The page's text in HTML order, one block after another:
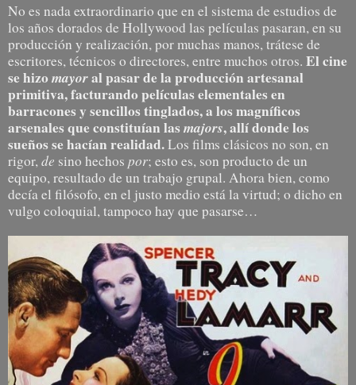
No es nada extraordinario que en el sistema de estudios de
los años dorados de Hollywood las películas pasaran, en su
producción y realización, por muchas manos, trátese de
escritores, técnicos o directores, entre muchos otros. El cine
se hizo mayoral pasar de la producción artesanal
primitiva, facturando películas elementales en
barracones y sencillos tinglados, a los magníficos
arsenales que constituían las majors, allí donde los
sueños se hacían realidad.Los films clásicos no son, en
rigor,de sino hechos por; esto es, son producto de un
equipo, resultado de un trabajo grupal. Ahora bien, como
decía el filósofo, en el justo medio está la virtud; o dicho en
vulgo coloquial, tampoco hay que pasarse…